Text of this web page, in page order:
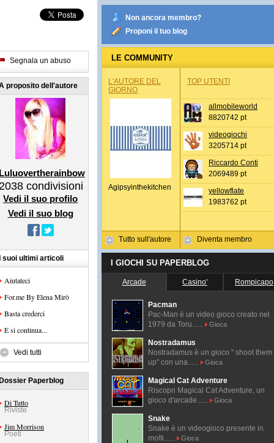
Segnala un abuso
proposito dell'autore
Luluovertherainbow
2038 condivisioni
Vedi il suo profilo
Vedi il suo blog
I suoi ultimi articoli
Aiutateci
For.me By Elena Mirò
Basta crederci
E si continua...
Vedi tutti
Dossier Paperblog
Di Tutto
Riviste
Jim Morrison
Poeti
Non ancora membro?
Proponi il tuo blog
LE COMMUNITY
L'AUTORE DEL
GIORNO
Agipsyinthekitchen
Tutto sull'autore
TOP UTENTI
allmobileworld
8820742 pt
videogiochi
3205714 pt
Riccardo Conti
2069489 pt
yellowflate
1983762 pt
Diventa membro
I GIOCHI SU PAPERBLOG
Arcade Casino' Rompicapo
Pacman
Pac-Man é un video gioco creato nel
1979 da Toru......
Gioca
Nostradamus
Nostradamus è un gioco " shoot them
up" con una......
Gioca
Magical Cat Adventure
Riscopri Magical Cat Adventure, un
gioco d'arcade......
Gioca
Snake
Snake è un videogioco presente in
molti......
Gioca